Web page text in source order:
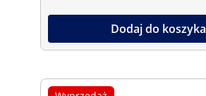
Dodaj do koszyka